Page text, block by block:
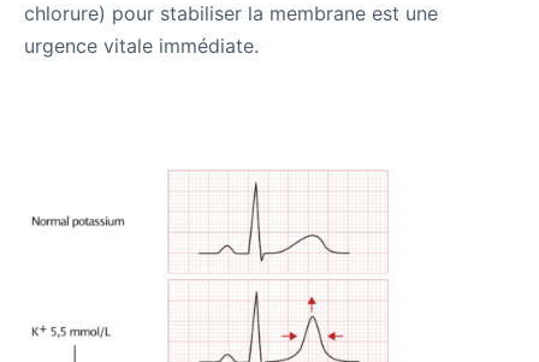
chlorure) pour stabiliser la membrane est une
urgence vitale immédiate.